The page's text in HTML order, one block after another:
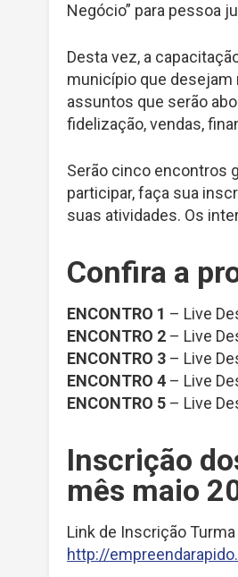
Negócio” para pessoa
Desta vez, a
município que desejam
assuntos que serão
fidelização, vendas,
Serão cinco encontros
participar, faça sua
suas atividades. Os
Confira a
ENCONTRO 1 – Live
ENCONTRO 2 – Live
ENCONTRO 3 – Live
ENCONTRO 4 – Live
ENCONTRO 5 – Live
Inscrição
mês maio
Link de Inscrição Turma
http://